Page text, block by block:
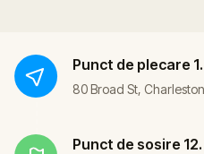
Punct de plecare
80 Broad St,
Punct de sosire